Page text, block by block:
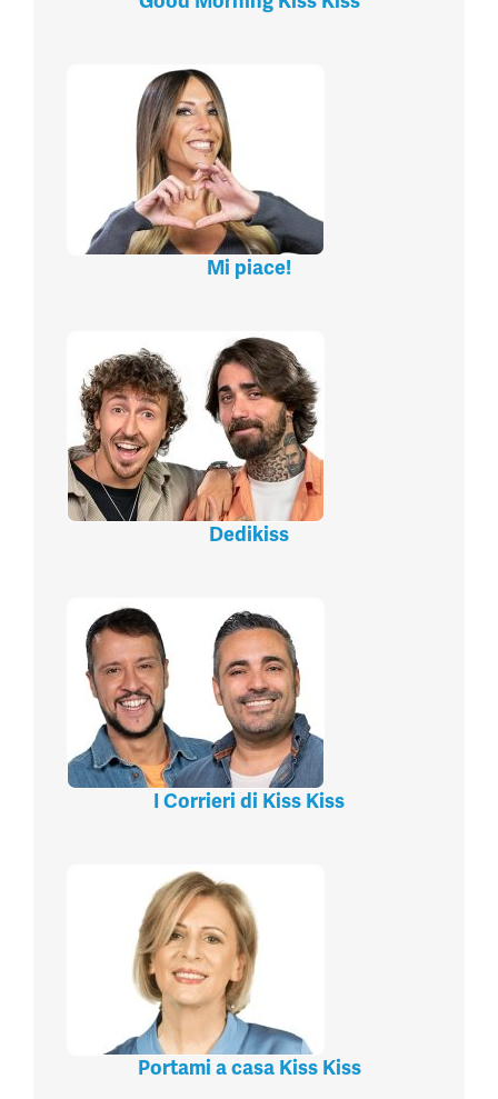
Mi piace!
Dedikiss
I Corrieri di Kiss Kiss
Portami a casa Kiss Kiss